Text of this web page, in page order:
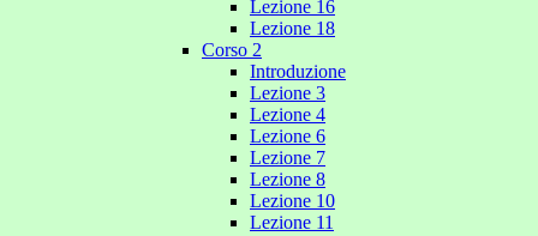
Lezione 16
Lezione 18
Corso 2
Introduzione
Lezione 3
Lezione 4
Lezione 6
Lezione 7
Lezione 8
Lezione 10
Lezione 11